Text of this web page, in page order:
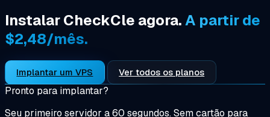
Instalar CheckCle agora.A partir de
$2,48/mês.
Implantar um VPS Ver todos os planos
Pronto para implantar?
Seu primeiro servidor a 60 segundos. Sem cartão para